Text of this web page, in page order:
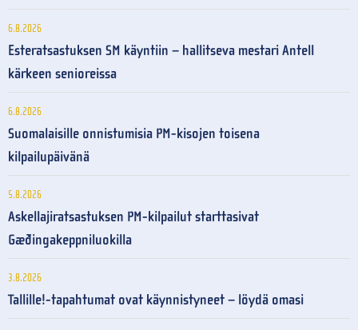
6.8.2026
Esteratsastuksen SM käyntiin – hallitseva mestari Antell
kärkeen senioreissa
6.8.2026
Suomalaisille onnistumisia PM-kisojen toisena
kilpailupäivänä
5.8.2026
Askellajiratsastuksen PM-kilpailut starttasivat
Gæðingakeppniluokilla
3.8.2026
Tallille!-tapahtumat ovat käynnistyneet – löydä omasi